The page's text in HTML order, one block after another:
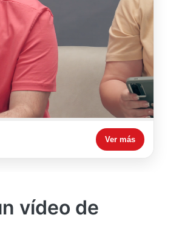
Ver más
vídeo de